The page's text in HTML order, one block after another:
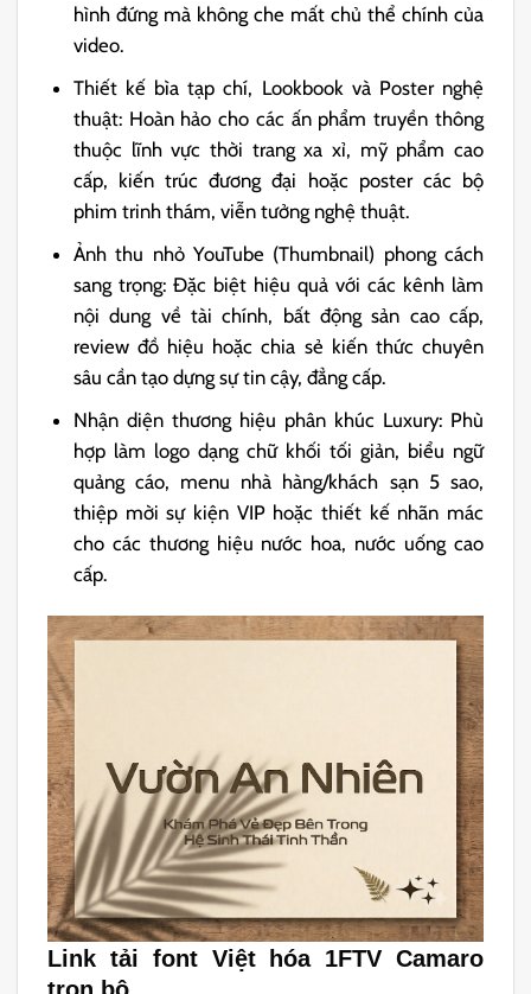
hình đứng mà không che mất chủ thể chính của
video.
Thiết kế bìa tạp chí, Lookbook và Poster nghệ
thuật: Hoàn hảo cho các ấn phẩm truyền thông
thuộc lĩnh vực thời trang xa xỉ, mỹ phẩm cao
cấp, kiến trúc đương đại hoặc poster các bộ
phim trinh thám, viễn tưởng nghệ thuật.
Ảnh thu nhỏ YouTube (Thumbnail) phong cách
sang trọng: Đặc biệt hiệu quả với các kênh làm
nội dung về tài chính, bất động sản cao cấp,
review đồ hiệu hoặc chia sẻ kiến thức chuyên
sâu cần tạo dựng sự tin cậy, đẳng cấp.
Nhận diện thương hiệu phân khúc Luxury: Phù
hợp làm logo dạng chữ khối tối giản, biểu ngữ
quảng cáo, menu nhà hàng/khách sạn 5 sao,
thiệp mời sự kiện VIP hoặc thiết kế nhãn mác
cho các thương hiệu nước hoa, nước uống cao
cấp.
Link tải font Việt hóa 1FTV Camaro